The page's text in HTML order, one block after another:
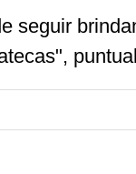
seguir